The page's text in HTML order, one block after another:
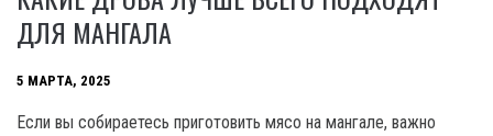
ДЛЯ МАНГАЛА
5 МАРТА, 2025
Если вы собираетесь приготовить мясо на мангале, важно